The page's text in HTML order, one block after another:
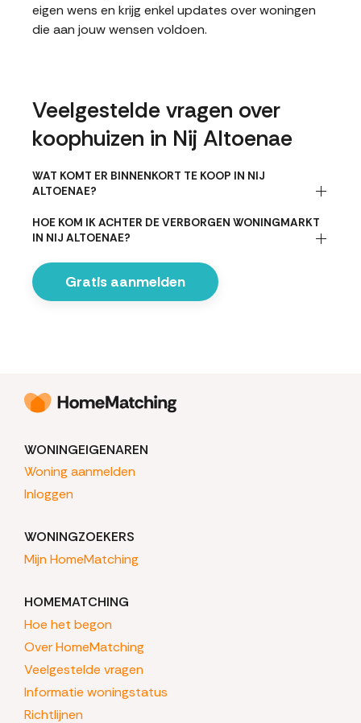
eigen wens en krijg enkel updates over woningen
die aan jouw wensen voldoen.
Veelgestelde vragen over
koophuizen in Nij Altoenae
WAT KOMT ER BINNENKORT TE KOOP IN NIJ
ALTOENAE?
HOE KOM IK ACHTER DE VERBORGEN WONINGMARKT
IN NIJ ALTOENAE?
Gratis aanmelden
WONINGEIGENAREN
Woning aanmelden
Inloggen
WONINGZOEKERS
Mijn HomeMatching
HOMEMATCHING
Hoe het begon
Over HomeMatching
Veelgestelde vragen
Informatie woningstatus
Richtlijnen